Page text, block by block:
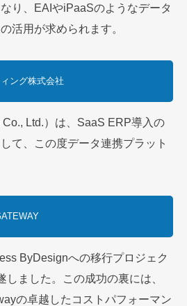
り、EAIやiPaaSのようなデータ
活用が求められます。
ング株式会社
Co., Ltd.）は、SaaS ERP導入の
て、この度データ連携プラット
ByDesignへの移行プロジェク
しました。この成功の裏には、
の卓越したコストパフォーマン